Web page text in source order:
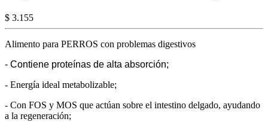
$ 3.155
Alimento para PERROS con problemas digestivos
- Contiene proteínas de alta absorción;
- Energía ideal metabolizable;
- Con FOS y MOS que actúan sobre el intestino delgado, ayudando
a la regeneración;